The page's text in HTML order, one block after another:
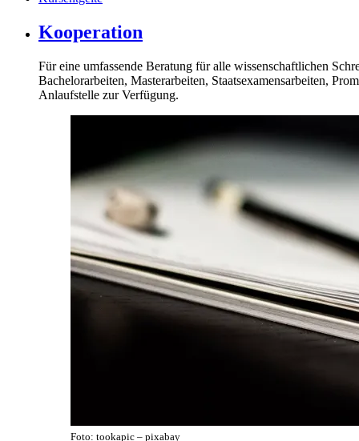
Kooperation
Für eine umfassende Beratung für alle wissenschaftlichen
Bachelorarbeiten, Masterarbeiten, Staatsexamensarbeiten,
Anlaufstelle zur Verfügung.
Foto: tookapic – pixabay